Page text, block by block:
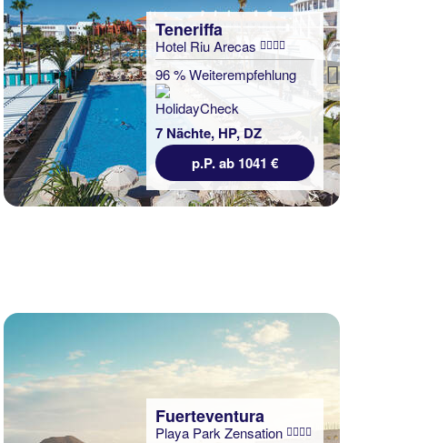
Teneriffa
Hotel Riu Arecas
96 % Weiterempfehlung
7 Nächte, HP, DZ
p.P. ab 1041 €
Next
Fuerteventura
Playa Park Zensation